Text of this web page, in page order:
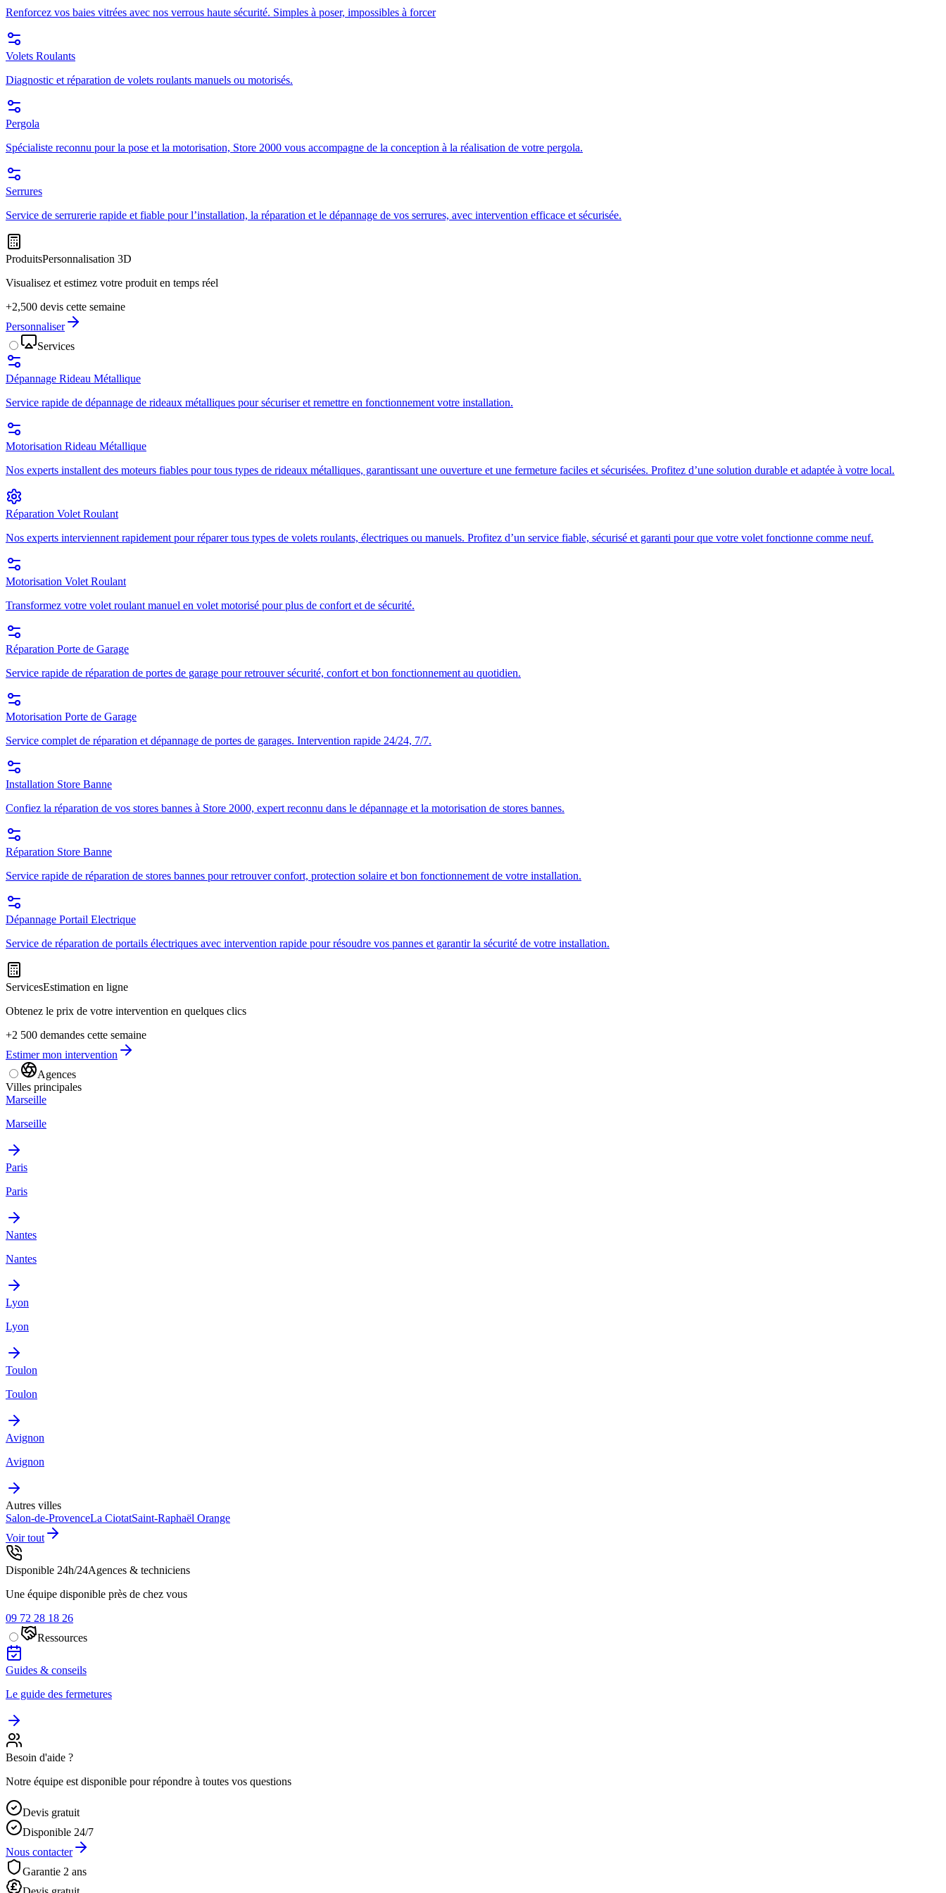
Renforcez vos baies vitrées avec nos verrous haute sécurité. Simples à poser, impossibles à forcer
Volets Roulants
Diagnostic et réparation de volets roulants manuels ou motorisés.
Pergola
Spécialiste reconnu pour la pose et la motorisation, Store 2000 vous accompagne de la conception à la réalisation de votre pergola.
Serrures
Service de serrurerie rapide et fiable pour l’installation, la réparation et le dépannage de vos serrures, avec intervention efficace et sécurisée.
ProduitsPersonnalisation 3D
Visualisez et estimez votre produit en temps réel
+2,500 devis cette semaine
Personnaliser
Services
Dépannage Rideau Métallique
Service rapide de dépannage de rideaux métalliques pour sécuriser et remettre en fonctionnement votre installation.
Motorisation Rideau Métallique
Nos experts installent des moteurs fiables pour tous types de rideaux métalliques, garantissant une ouverture et une fermeture faciles et sécurisées. Profitez d’une solution durable et adaptée à votre local.
Réparation Volet Roulant
Nos experts interviennent rapidement pour réparer tous types de volets roulants, électriques ou manuels. Profitez d’un service fiable, sécurisé et garanti pour que votre volet fonctionne comme neuf.
Motorisation Volet Roulant
Transformez votre volet roulant manuel en volet motorisé pour plus de confort et de sécurité.
Réparation Porte de Garage
Service rapide de réparation de portes de garage pour retrouver sécurité, confort et bon fonctionnement au quotidien.
Motorisation Porte de Garage
Service complet de réparation et dépannage de portes de garages. Intervention rapide 24/24, 7/7.
Installation Store Banne
Confiez la réparation de vos stores bannes à Store 2000, expert reconnu dans le dépannage et la motorisation de stores bannes.
Réparation Store Banne
Service rapide de réparation de stores bannes pour retrouver confort, protection solaire et bon fonctionnement de votre installation.
Dépannage Portail Electrique
Service de réparation de portails électriques avec intervention rapide pour résoudre vos pannes et garantir la sécurité de votre installation.
ServicesEstimation en ligne
Obtenez le prix de votre intervention en quelques clics
+2 500 demandes cette semaine
Estimer mon intervention
Agences
Villes principales
Marseille
Marseille
Paris
Paris
Nantes
Nantes
Lyon
Lyon
Toulon
Toulon
Avignon
Avignon
Autres villes
Salon-de-ProvenceLa CiotatSaint-Raphaël Orange
Voir tout
Disponible 24h/24Agences & techniciens
Une équipe disponible près de chez vous
09 72 28 18 26
Ressources
Guides & conseils
Le guide des fermetures
Besoin d'aide ?
Notre équipe est disponible pour répondre à toutes vos questions
Devis gratuit
Disponible 24/7
Nous contacter
Garantie 2 ans